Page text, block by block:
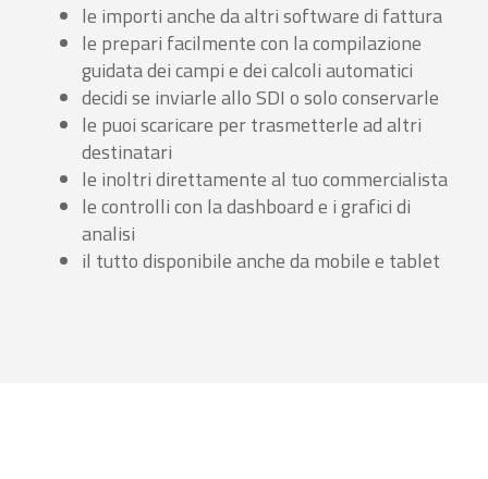
le importi anche da altri software di fattura
le prepari facilmente con la compilazione
guidata dei campi e dei calcoli automatici
decidi se inviarle allo SDI o solo conservarle
le puoi scaricare per trasmetterle ad altri
destinatari
le inoltri direttamente al tuo commercialista
le controlli con la dashboard e i grafici di
analisi
il tutto disponibile anche da mobile e tablet